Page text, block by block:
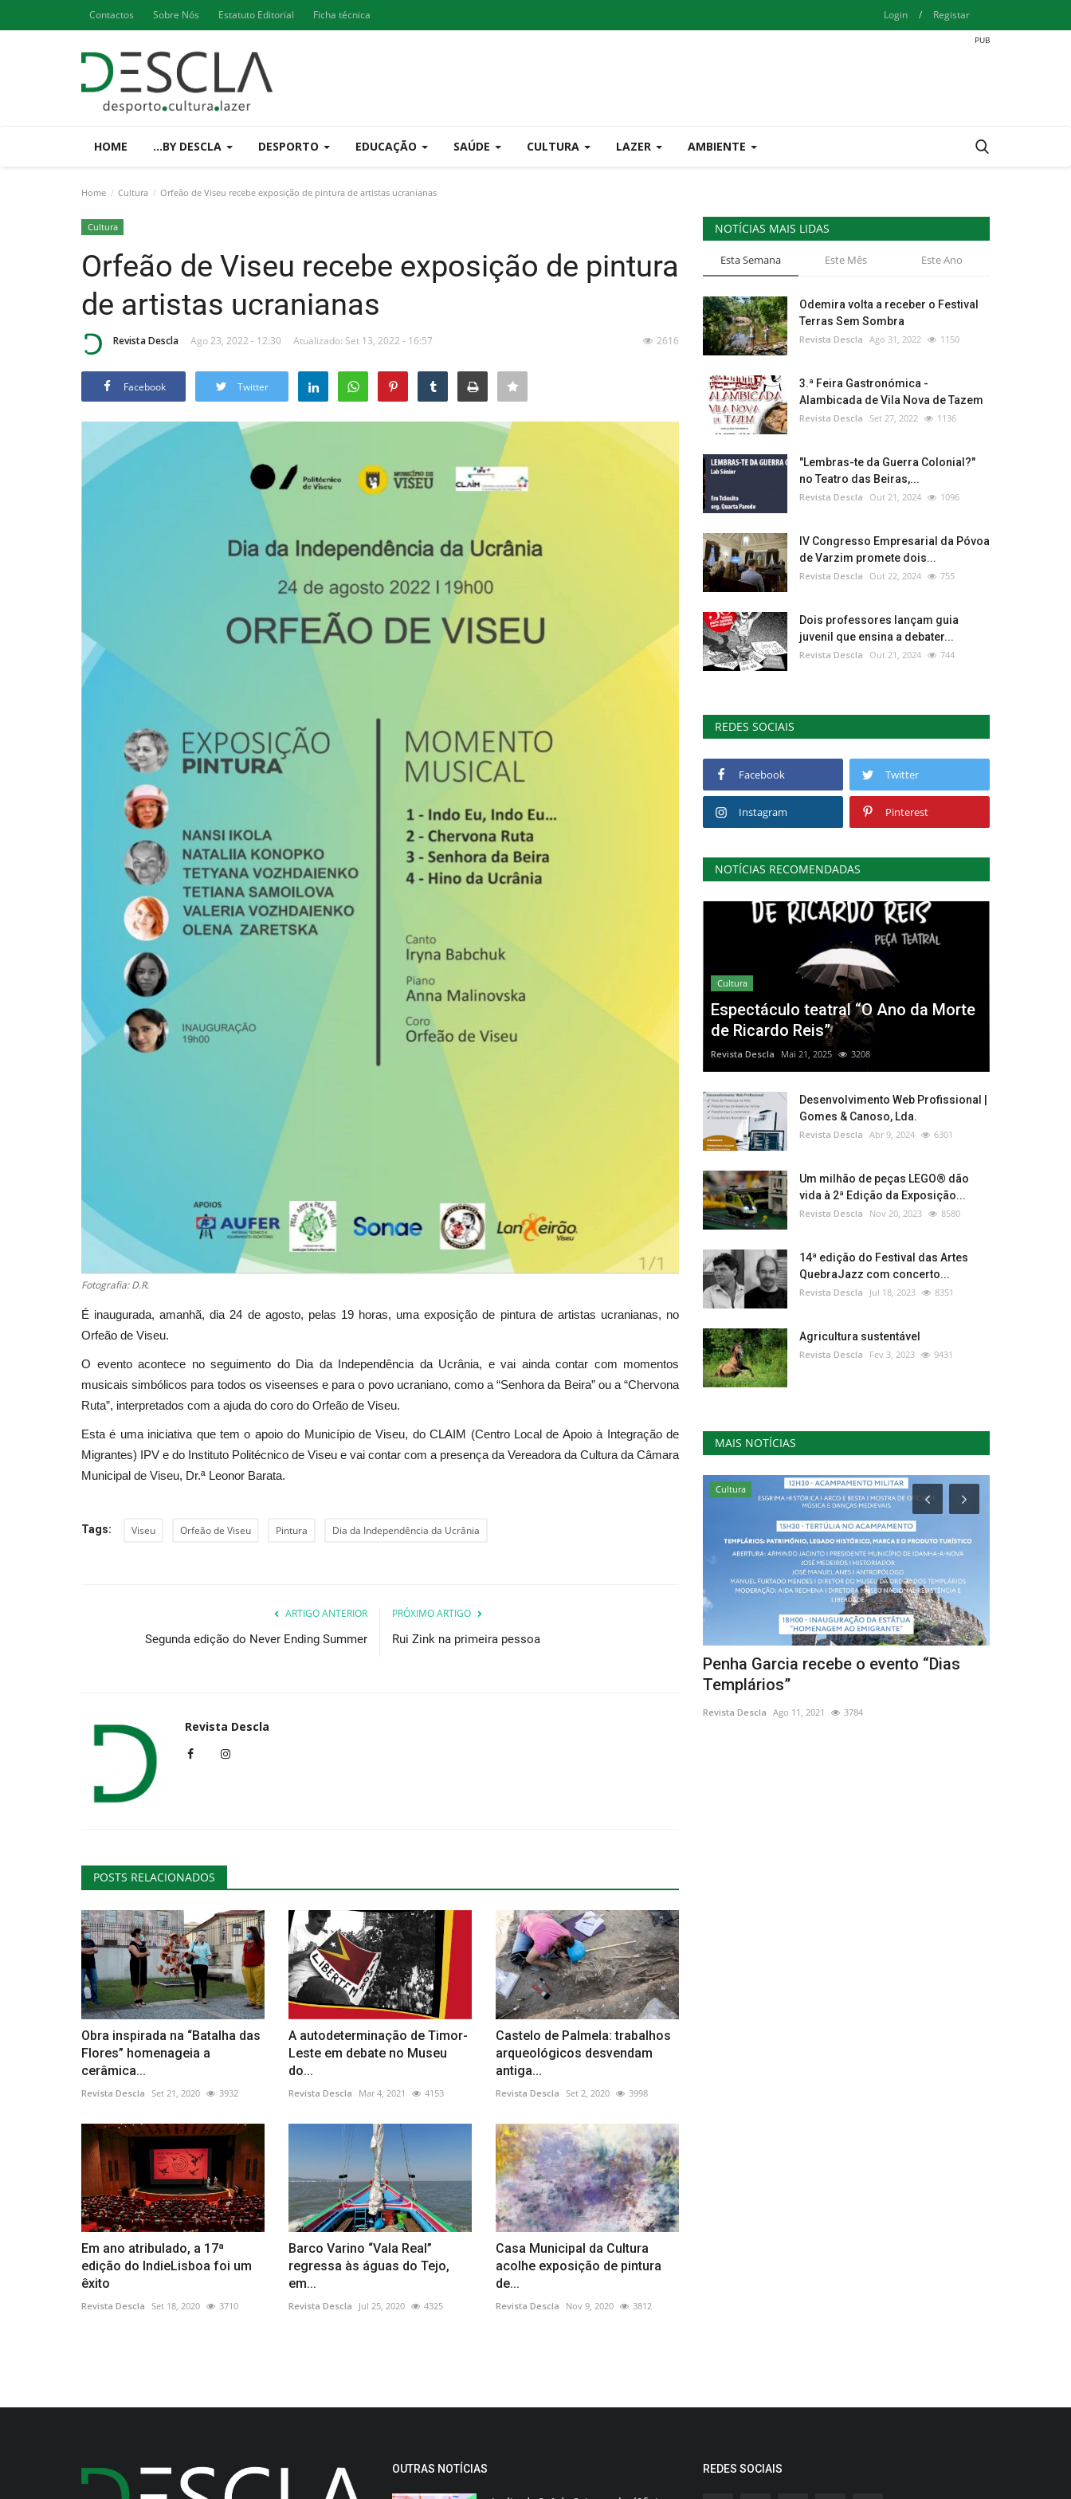
Contactos Sobre Nós Estatuto Editorial Ficha técnica Login / Registar
HOME ...BY DESCLA DESPORTO EDUCAÇÃO SAÚDE CULTURA LAZER AMBIENTE
Home Cultura Orfeão de Viseu recebe exposição de pintura de artistas ucranianas
Cultura
Orfeão de Viseu recebe exposição de pintura
de artistas ucranianas
Revista Descla Ago 23, 2022 - 12:30 Atualizado: Set 13, 2022 - 16:57 2616
Facebook Twitter
Fotografia: D.R.
É inaugurada, amanhã, dia 24 de agosto, pelas 19 horas, uma exposição de pintura de artistas ucranianas, no
Orfeão de Viseu.
O evento acontece no seguimento do Dia da Independência da Ucrânia, e vai ainda contar com momentos
musicais simbólicos para todos os viseenses e para o povo ucraniano, como a “Senhora da Beira” ou a “Chervona
Ruta”, interpretados com a ajuda do coro do Orfeão de Viseu.
Esta é uma iniciativa que tem o apoio do Município de Viseu, do CLAIM (Centro Local de Apoio à Integração de
Migrantes) IPV e do Instituto Politécnico de Viseu e vai contar com a presença da Vereadora da Cultura da Câmara
Municipal de Viseu, Dr.ª Leonor Barata.
Tags: Viseu Orfeão de Viseu Pintura Dia da Independência da Ucrânia
ARTIGO ANTERIOR
Segunda edição do Never Ending Summer
PRÓXIMO ARTIGO
Rui Zink na primeira pessoa
Revista Descla
POSTS RELACIONADOS
Obra inspirada na “Batalha das
Flores” homenageia a
cerâmica...
Revista Descla Set 21, 2020 3932
A autodeterminação de Timor-
Leste em debate no Museu
do...
Revista Descla Mar 4, 2021 4153
Castelo de Palmela: trabalhos
arqueológicos desvendam
antiga...
Revista Descla Set 2, 2020 3998
Em ano atribulado, a 17ª
edição do IndieLisboa foi um
êxito
Revista Descla Set 18, 2020 3710
Barco Varino “Vala Real”
regressa às águas do Tejo,
em...
Revista Descla Jul 25, 2020 4325
Casa Municipal da Cultura
acolhe exposição de pintura
de...
Revista Descla Nov 9, 2020 3812
NOTÍCIAS MAIS LIDAS
Esta Semana Este Mês Este Ano
Odemira volta a receber o Festival
Terras Sem Sombra
Revista Descla Ago 31, 2022 1150
3.ª Feira Gastronómica -
Alambicada de Vila Nova de Tazem
Revista Descla Set 27, 2022 1136
"Lembras-te da Guerra Colonial?"
no Teatro das Beiras,...
Revista Descla Out 21, 2024 1096
IV Congresso Empresarial da Póvoa
de Varzim promete dois...
Revista Descla Out 22, 2024 755
Dois professores lançam guia
juvenil que ensina a debater...
Revista Descla Out 21, 2024 744
REDES SOCIAIS
Facebook Twitter
Instagram Pinterest
NOTÍCIAS RECOMENDADAS
Cultura
Espectáculo teatral “O Ano da Morte
de Ricardo Reis”
Revista Descla Mai 21, 2025 3208
Desenvolvimento Web Profissional |
Gomes & Canoso, Lda.
Revista Descla Abr 9, 2024 6301
Um milhão de peças LEGO® dão
vida à 2ª Edição da Exposição...
Revista Descla Nov 20, 2023 8580
14ª edição do Festival das Artes
QuebraJazz com concerto...
Revista Descla Jul 18, 2023 8351
Agricultura sustentável
Revista Descla Fev 3, 2023 9431
MAIS NOTÍCIAS
Cultura
Penha Garcia recebe o evento “Dias
Templários”
Revista Descla Ago 11, 2021 3784
OUTRAS NOTÍCIAS REDES SOCIAIS